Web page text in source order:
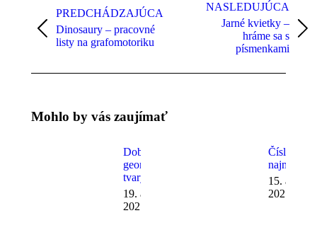
navigation
PREDCHÁDZAJÚCA
Previous
post:
Dinosaury – pracovné
listy na grafomotoriku
NASLEDUJÚCA
Jarné kvietky –
hráme sa s
písmenkami
Mohlo by vás zaujímať
Dobble –
geometrické
tvary
19. apríla
2021
Čísla pre
15. apríla
2021